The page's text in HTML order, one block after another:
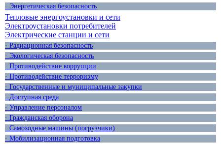
· Энергетическая безопасность
Тепловые энергоустановки и сети
Электроустановки потребителей
Электрические станции и сети
· Радиационная безопасность
· Экологическая безопасность
· Противодействие коррупции
· Противодействие терроризму
· Государственные и муниципальные закупки
· Доступная среда
· Управление персоналом
· Гражданская оборона
· Самоходные машины (погрузчики)
· Мобилизационная подготовка